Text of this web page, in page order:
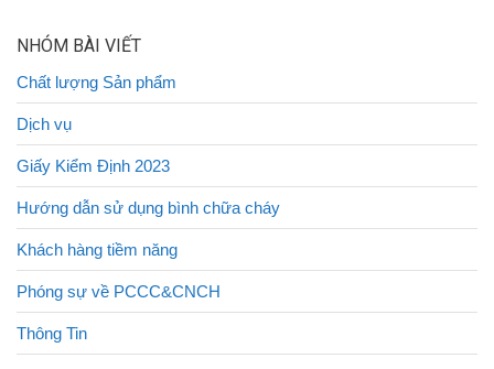
NHÓM BÀI VIẾT
Chất lượng Sản phẩm
Dịch vụ
Giấy Kiểm Định 2023
Hướng dẫn sử dụng bình chữa cháy
Khách hàng tiềm năng
Phóng sự về PCCC&CNCH
Thông Tin